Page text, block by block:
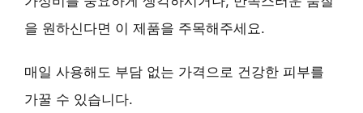
을 원하신다면 이 제품을 주목해주세요.
매일 사용해도 부담 없는 가격으로 건강한 피부를
가꿀 수 있습니다.